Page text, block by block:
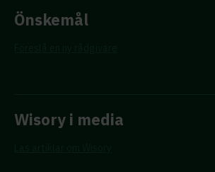
Önskemål
Wisory i media